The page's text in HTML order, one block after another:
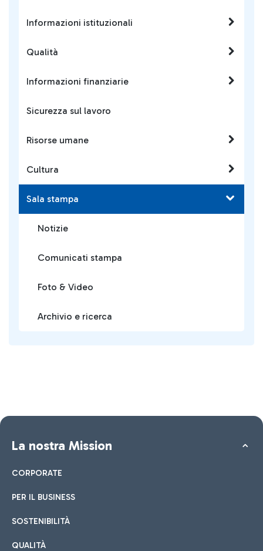
Informazioni istituzionali
Qualità
Informazioni finanziarie
Sicurezza sul lavoro
Risorse umane
Cultura
Sala stampa
Notizie
Comunicati stampa
Foto & Video
Archivio e ricerca
La nostra Mission
CORPORATE
PER IL BUSINESS
SOSTENIBILITÀ
QUALITÀ